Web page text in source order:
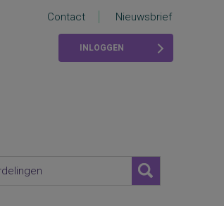
Contact Nieuwsbrief
INLOGGEN